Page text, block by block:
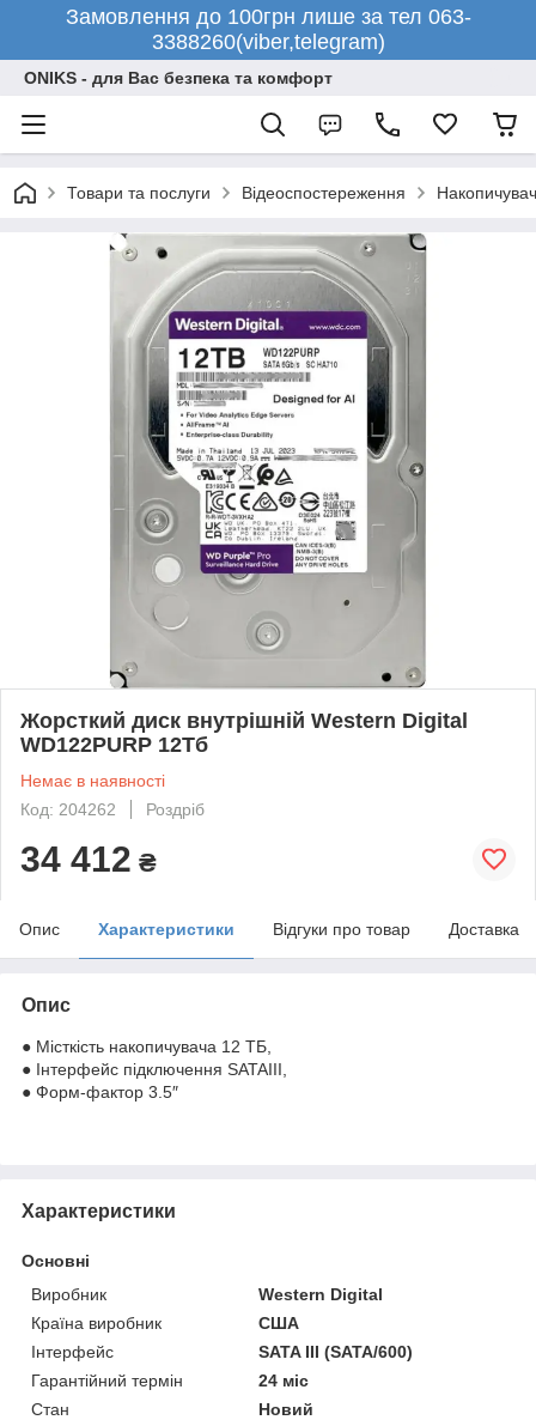
Замовлення до 100грн лише за тел 063-
3388260(viber,telegram)
ONIKS - для Вас безпека та комфорт
Товари та послуги Відеоспостереження
Жорсткий диск внутрішній Western Digital
WD122PURP 12Тб
Немає в наявності
Код: 204262
Роздріб
34 412 ₴
Опис Характеристики Відгуки про товар Доставка
Опис
● Місткість накопичувача 12 ТБ,
● Інтерфейс підключення SATAIII,
● Форм-фактор 3.5″
Характеристики
Основні
Виробник
Western Digital
Країна виробник
США
Інтерфейс
SATA III (SATA/600)
Гарантійний термін
24 міс
Стан
Новий